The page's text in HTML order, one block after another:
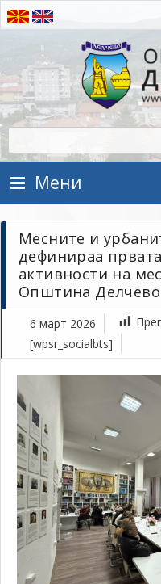
Прескокнете на содржината
Општина Делчево
Општина Делчево
Мени
Месните и
дефинираа
активности на
Општина Делчево
6 март 2026
[wpsr_socialbts]